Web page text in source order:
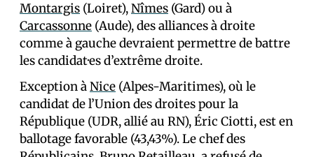
Montargis (Loiret), ⁠Nîmes (Gard) ou à
Carcassonne (Aude), des alliances à droite
comme à gauche devraient permettre de battre
les candidat·es d’extrême droite.
Exception àNice (Alpes-Maritimes), où le
candidat de l’Union des droites pour la
République (UDR, allié au RN), Éric Ciotti, est en
ballotage favorable (43,43%). Le chef des